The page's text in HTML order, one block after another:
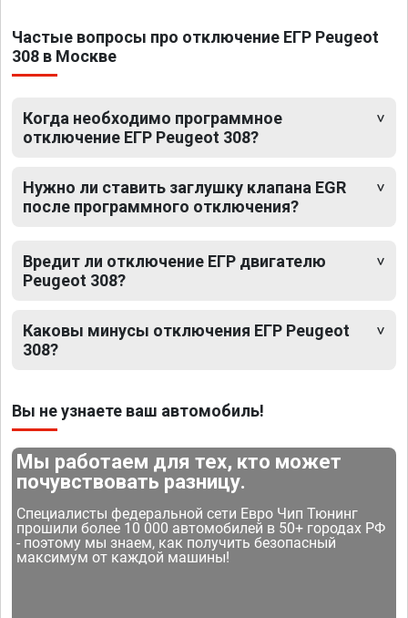
Частые вопросы про отключение ЕГР Peugeot
308 в Москве
Когда необходимо программное
отключение ЕГР Peugeot 308?
Нужно ли ставить заглушку клапана EGR
после программного отключения?
Вредит ли отключение ЕГР двигателю
Peugeot 308?
Каковы минусы отключения ЕГР Peugeot
308?
Вы не узнаете ваш автомобиль!
Мы работаем для тех, кто может
почувствовать разницу.
Специалисты федеральной сети Евро Чип Тюнинг
прошили более 10 000 автомобилей в 50+ городах РФ
- поэтому мы знаем, как получить безопасный
максимум от каждой машины!